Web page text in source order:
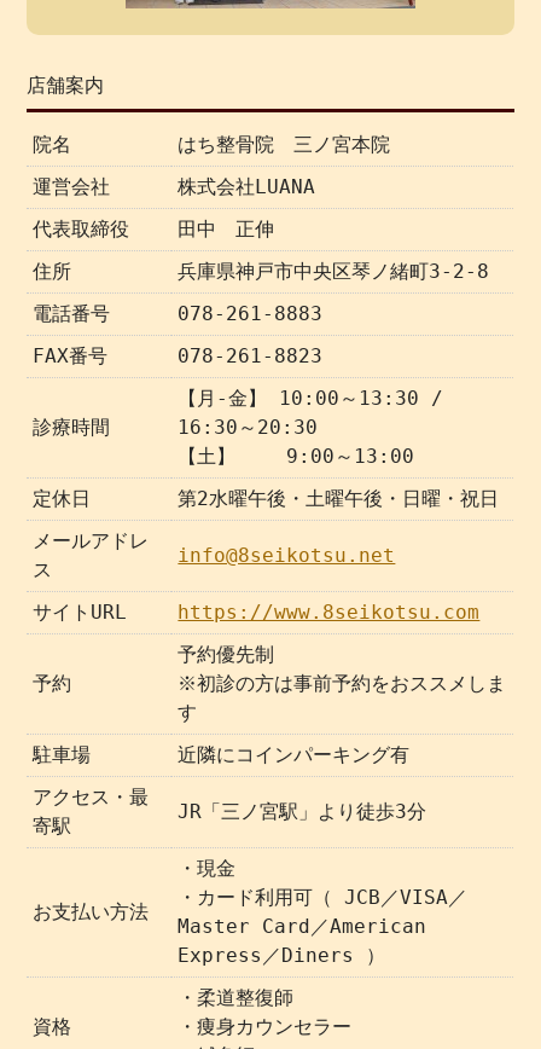
店舗案内
院名
はち整骨院 三ノ宮本院
運営会社
株式会社LUANA
代表取締役
田中 正伸
住所
兵庫県神戸市中央区琴ノ緒町3-2-8
電話番号
078-261-8883
FAX番号
078-261-8823
診療時間
【月-金】 10:00～13:30 /
16:30～20:30
【土】 9:00～13:00
定休日
第2水曜午後・土曜午後・日曜・祝日
メールアドレ
ス
info@8seikotsu.net
サイトURL https://www.8seikotsu.com
予約
予約優先制
※初診の方は事前予約をおススメしま
す
駐車場
近隣にコインパーキング有
アクセス・最
寄駅
JR「三ノ宮駅」より徒歩3分
お支払い方法
・現金
・カード利用可（ JCB／VISA／
Master Card／American
Express／Diners ）
資格
・柔道整復師
・痩身カウンセラー